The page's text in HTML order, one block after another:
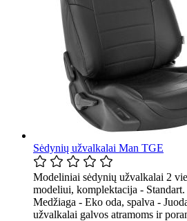
Sėdynių užvalkalai Man TGE
Modeliniai sėdynių užvalkalai 2
modeliui, komplektacija - Standart.
Medžiaga - Eko oda, spalva -
užvalkalai galvos atramoms ir